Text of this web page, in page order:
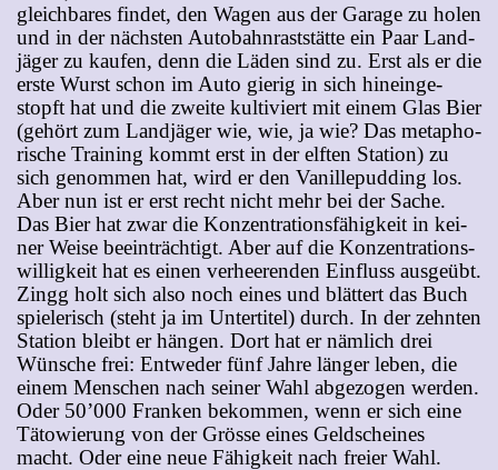
gleich­ba­res fin­det, den Wa­gen aus der Ga­ra­ge zu ho­len
und in der nächs­ten Au­to­bahn­rast­stät­te ein Paar Land­
jä­ger zu kau­fen, denn die Lä­den sind zu. Erst als er die
ers­te Wurst schon im Au­to gie­rig in sich hin­ein­ge­
stopft hat und die zwei­te kul­ti­viert mit ei­nem Glas Bier
(ge­hört zum Land­jä­ger wie, wie, ja wie? Das me­ta­pho­
ri­sche Trai­ning kommt erst in der elf­ten Sta­ti­on) zu
sich ge­nom­men hat, wird er den Va­nil­le­pud­ding los.
Aber nun ist er erst recht nicht mehr bei der Sa­che.
Das Bier hat zwar die Kon­zen­tra­ti­ons­fä­hig­keit in kei­
ner Wei­se be­ein­träch­tigt. Aber auf die Kon­zen­tra­ti­ons­
wil­lig­keit hat es ei­nen ver­hee­ren­den Ein­fluss aus­ge­übt.
Zingg holt sich al­so noch ei­nes und blät­tert das Buch
spie­le­risch (steht ja im Un­ter­ti­tel) durch. In der zehn­ten
Sta­ti­on bleibt er hän­gen. Dort hat er näm­lich drei
Wün­sche frei: Ent­we­der fünf Jah­re län­ger le­ben, die
ei­nem Men­schen nach sei­ner Wahl ab­ge­zo­gen wer­den.
Oder 50’000 Fran­ken be­kom­men, wenn er sich ei­ne
Tä­to­wie­rung von der Grös­se ei­nes Geld­schei­nes
macht. Oder ei­ne neue Fä­hig­keit nach frei­er Wahl.